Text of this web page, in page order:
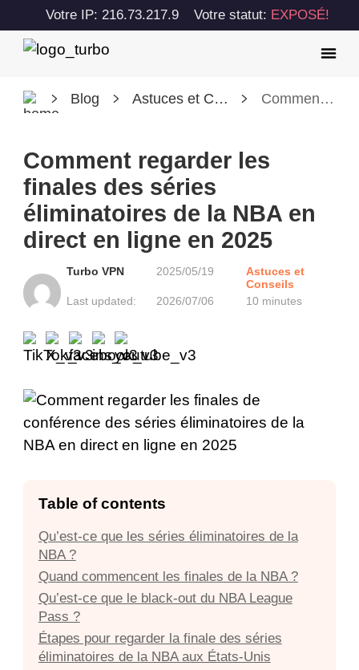
Votre IP: 216.73.217.9 Votre statut: EXPOSÉ!
Blog Astuces et Conseils Comment regarder les finales des séries éliminatoires de la NBA en direct en ligne en 2025
Comment regarder les
finales des séries
éliminatoires de la NBA en
direct en ligne en 2025
Turbo VPN 2025/05/19
Astuces et
Conseils
Last updated:
2026/07/06 10 minutes
Table of contents
Qu’est-ce que les séries éliminatoires de la
NBA ?
Quand commencent les finales de la NBA ?
Qu’est-ce que le black-out du NBA League
Pass ?
Étapes pour regarder la finale des séries
éliminatoires de la NBA aux États-Unis